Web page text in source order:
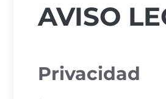
AVISO
Privacidad